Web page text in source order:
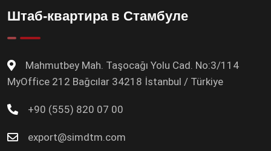
Штаб-квартира в Стамбуле
Mahmutbey Mah. Taşocağı Yolu Cad. No:3/114
MyOffice 212 Bağcılar 34218 İstanbul / Türkiye
+90 (555) 820 07 00
export@simdtm.com